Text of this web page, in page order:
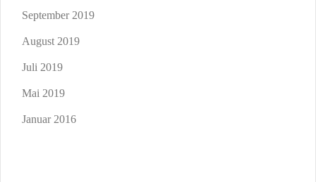
September 2019
August 2019
Juli 2019
Mai 2019
Januar 2016